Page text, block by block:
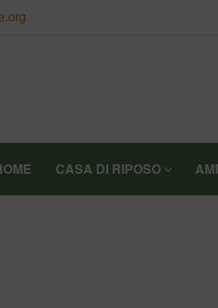
CASA DI RIPOSO